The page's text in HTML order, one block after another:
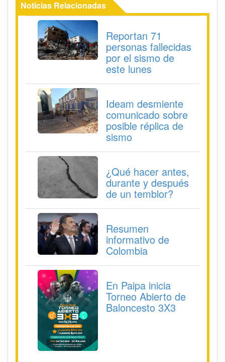
Noticias Relacionadas
Reportan 71
personas fallecidas
por el sismo de
este lunes
Ideam desmiente
comunicado sobre
posible réplica de
sismo
¿Qué hacer antes,
durante y después
de un temblor?
Resumen
informativo de
Colombia
En Paipa inicia
Torneo Abierto de
Baloncesto 3X3